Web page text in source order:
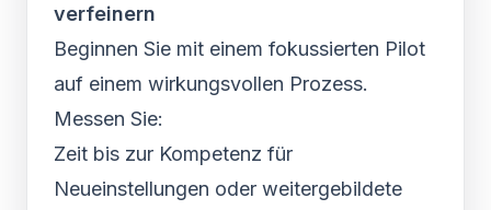
verfeinern
Beginnen Sie mit einem fokussierten Pilot
auf einem wirkungsvollen Prozess.
Messen Sie:
Zeit bis zur Kompetenz für
Neueinstellungen oder weitergebildete